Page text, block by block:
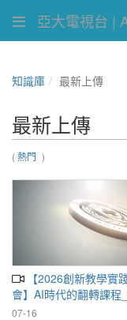
亞大電視台 |
知識庫 最新上傳
最新上傳
(熱門 )
【2026創新教學實踐研討
會】AI時代的翻轉課程
講座教授_20260716
07-16